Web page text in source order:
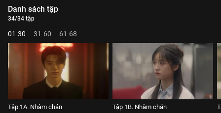
Danh sách tập
34/34 tập
01-30 31-60 61-68
Tập 1A. Nhàm chán Tập 1B. Nhàm chán